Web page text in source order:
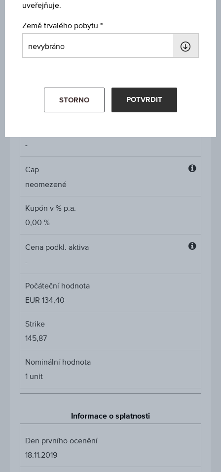
AT0000A2BJK4 / RC0WDK
-
Cap
neomezené
Kupón v % p.a.
0,00 %
Cena podkl. aktiva
-
Počáteční hodnota
EUR 134,40
Strike
145,87
Nominální hodnota
1 unit
Informace o splatnosti
Den prvního ocenění
18.11.2019
uveřejňuje.
Země trvalého pobytu
STORNO POTVRDIT